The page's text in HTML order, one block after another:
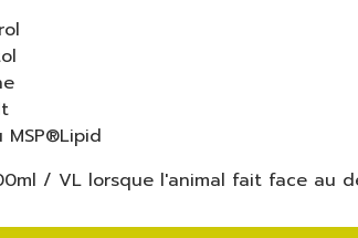
MSP®Lipid
/ VL lorsque l'animal fait face au